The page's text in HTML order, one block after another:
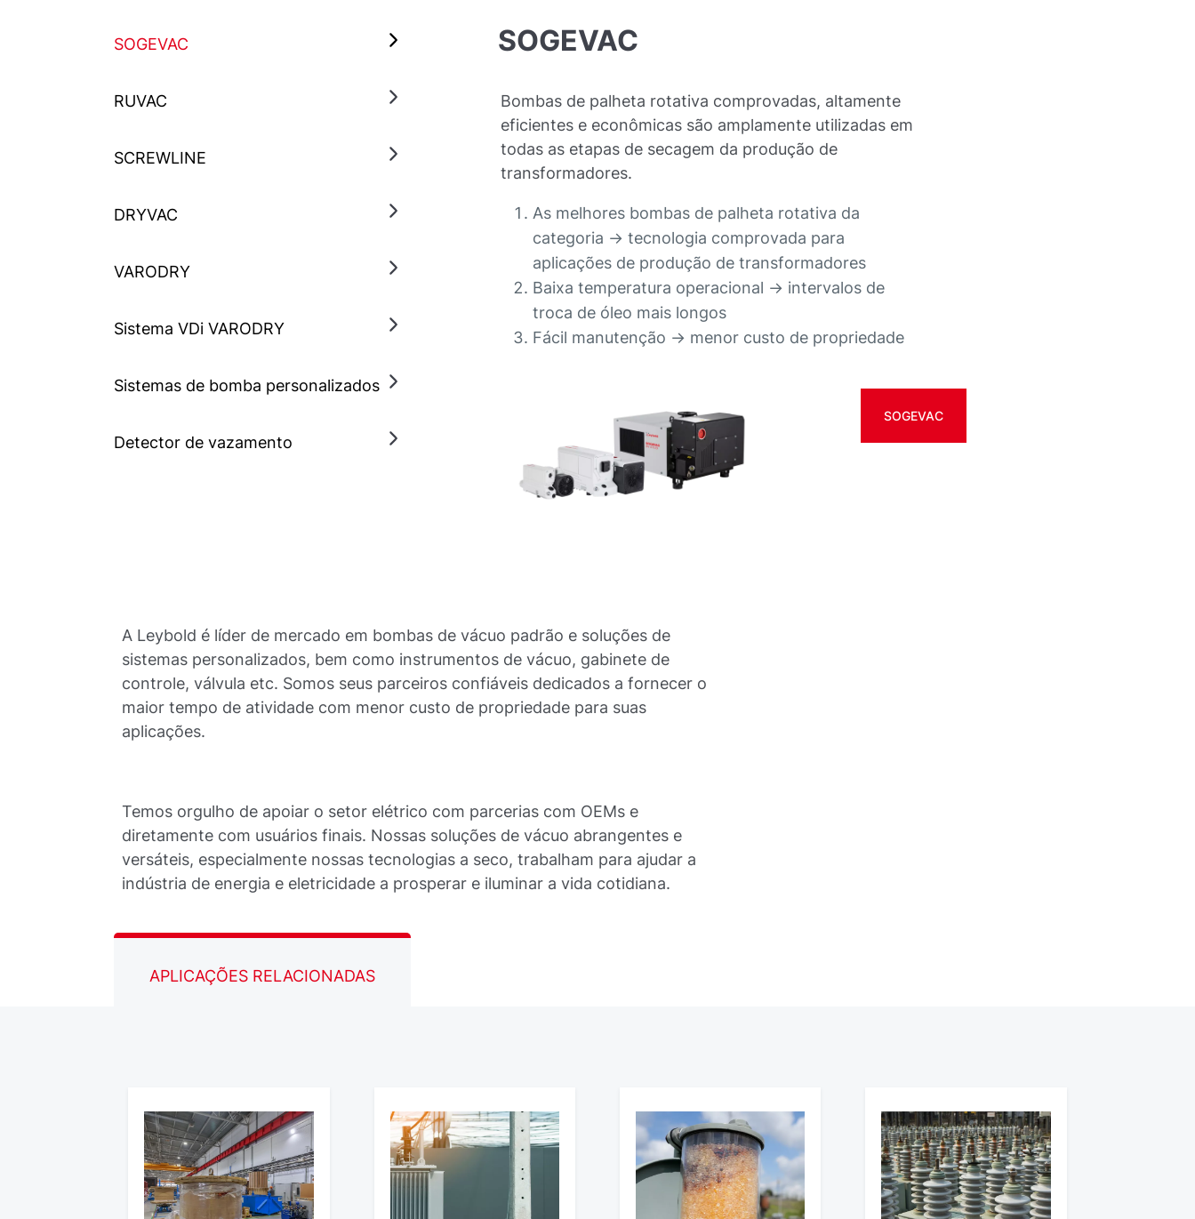
SOGEVAC
RUVAC
SCREWLINE
DRYVAC
VARODRY
Sistema VDi VARODRY
Sistemas de bomba personalizados
Detector de vazamento
SOGEVAC
Bombas de palheta rotativa comprovadas, altamente
eficientes e econômicas são amplamente utilizadas em
todas as etapas de secagem da produção de
transformadores.
As melhores bombas de palheta rotativa da
categoria -> tecnologia comprovada para
aplicações de produção de transformadores
Baixa temperatura operacional -> intervalos de
troca de óleo mais longos
Fácil manutenção -> menor custo de propriedade
SOGEVAC
A Leybold é líder de mercado em bombas de vácuo padrão e soluções de
sistemas personalizados, bem como instrumentos de vácuo, gabinete de
controle, válvula etc. Somos seus parceiros confiáveis dedicados a fornecer o
maior tempo de atividade com menor custo de propriedade para suas
aplicações.
Temos orgulho de apoiar o setor elétrico com parcerias com OEMs e
diretamente com usuários finais. Nossas soluções de vácuo abrangentes e
versáteis, especialmente nossas tecnologias a seco, trabalham para ajudar a
indústria de energia e eletricidade a prosperar e iluminar a vida cotidiana.
APLICAÇÕES RELACIONADAS